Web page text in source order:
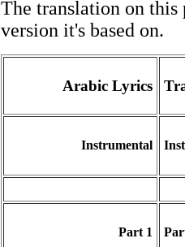
The translation on this
version it's based on.
Arabic Lyrics
Instrumental
Part 1